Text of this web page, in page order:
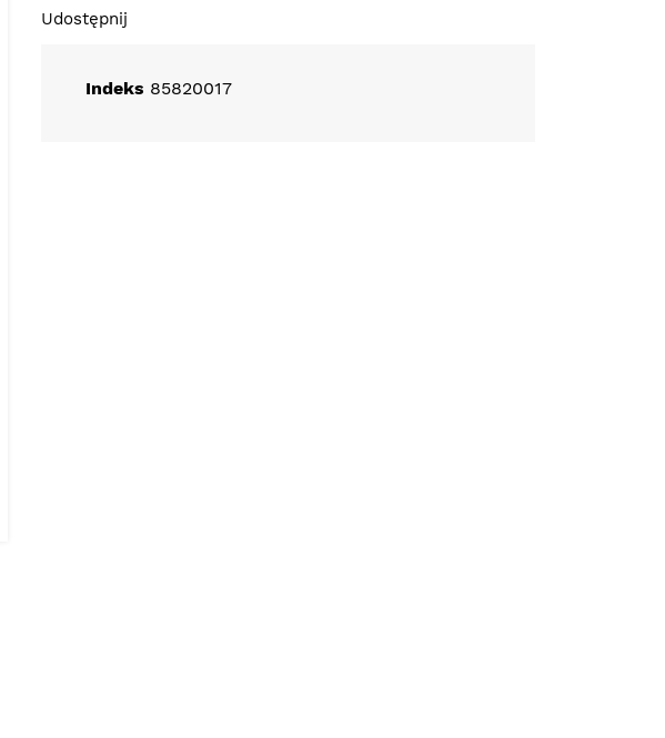
Udostępnij
Indeks 85820017